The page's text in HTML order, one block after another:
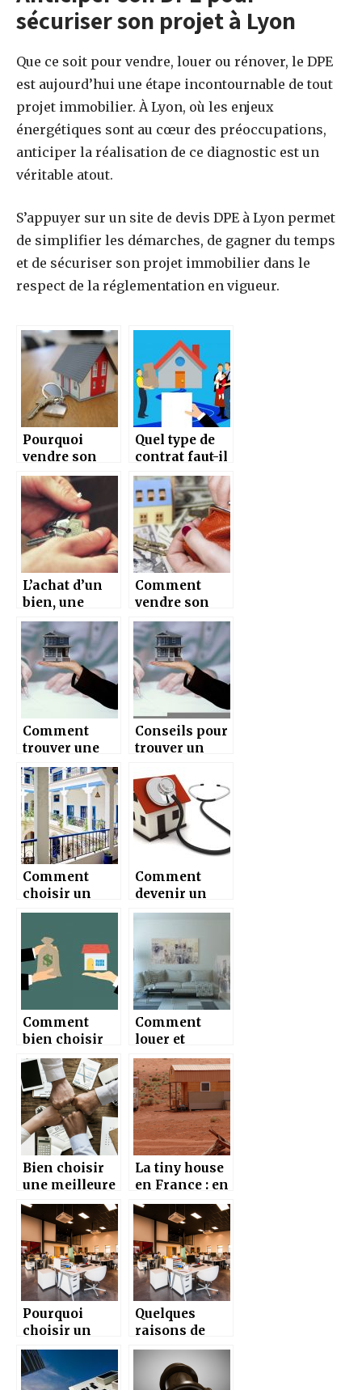
sécuriser son projet à Lyon
Que ce soit pour vendre, louer ou rénover, le DPE
est aujourd’hui une étape incontournable de tout
projet immobilier. À Lyon, où les enjeux
énergétiques sont au cœur des préoccupations,
anticiper la réalisation de ce diagnostic est un
véritable atout.
S’appuyer sur un site de devis DPE à Lyon permet
de simplifier les démarches, de gagner du temps
et de sécuriser son projet immobilier dans le
respect de la réglementation en vigueur.
Pourquoi
vendre son
bien
immobilier de
particulier à
particulier,
sans agence ?
Quel type de
contrat faut-il
signer lors de
l’acquisition
d’un bien
immobilier?
L’achat d’un
bien, une
étape qui
nécessite des
conseils
avisés
Comment
vendre son
bien
immobilier ?
Comment
trouver une
bonne agence
immobiliere ?
Conseils pour
trouver un
immobilier
Comment
choisir un
riad au Maroc
Comment
devenir un
meilleur
r immobilier ?
Comment
bien choisir
un local
commercial ?
Comment
louer et
trouver un
logement en
Suisse ?
Bien choisir
une meilleure
plateforme
d’annonces
immobilière
La tiny house
en France : en
avez-vous déjà
entendu
parler ?
Pourquoi
choisir un
moteur de
recherche
immobilier ?
Quelques
raisons de
faire de
l’immobilier
d’entreprise